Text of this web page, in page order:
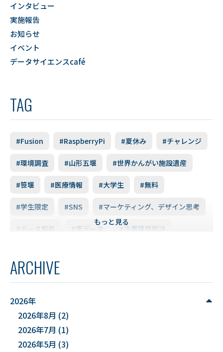
インタビュー
実施報告
お知らせ
イベント
データサイエンスcafé
TAG
#Fusion #RaspberryPi #夏休み #チャレンジ
#環境調査 #山形五堰 #世界かんがい施設遺産
#笹堰 #医療情報 #大学生 #無料
#学生限定 #SNS #マーケティング、デザイン思考
#データ解析 #実データ #企業課題解決
#YUDS #庄内地方
#DXハイスクール
#能登半島地震被害調査
もっと見る
ARCHIVE
2026年
2026年8月 (2)
2026年7月 (1)
2026年5月 (3)